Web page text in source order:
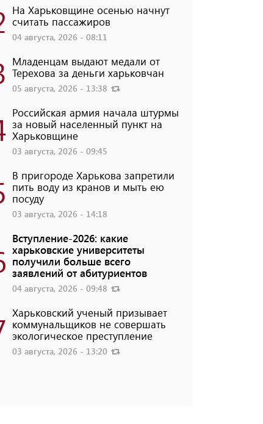
На Харьковщине осенью начнут
считать пассажиров
04 августа, 2026 - 08:11
Младенцам выдают медали от
Терехова за деньги харьковчан
05 августа, 2026 - 13:38
Российская армия начала штурмы
за новый населенный пункт на
Харьковщине
03 августа, 2026 - 09:45
В пригороде Харькова запретили
пить воду из кранов и мыть ею
посуду
03 августа, 2026 - 14:18
Вступление-2026: какие
харьковские университеты
получили больше всего
заявлений от абитуриентов
04 августа, 2026 - 09:48
Харьковский ученый призывает
коммунальщиков не совершать
экологическое преступление
03 августа, 2026 - 13:20